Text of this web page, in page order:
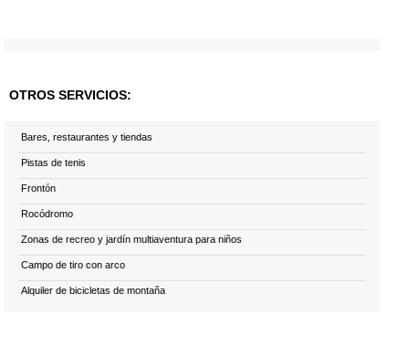
OTROS SERVICIOS:
Bares, restaurantes y tiendas
Pistas de tenis
Frontón
Rocódromo
Zonas de recreo y jardín multiaventura para niños
Campo de tiro con arco
Alquiler de bicicletas de montaña